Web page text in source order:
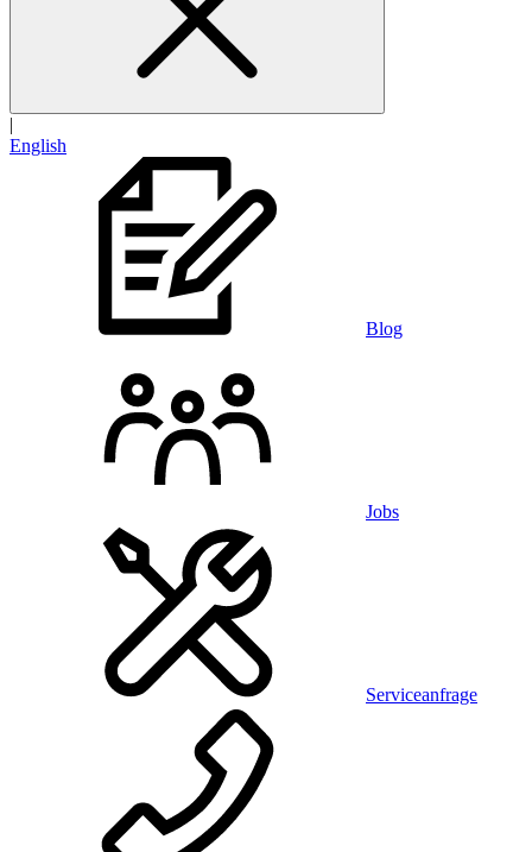
|
English
Blog
Jobs
Serviceanfrage